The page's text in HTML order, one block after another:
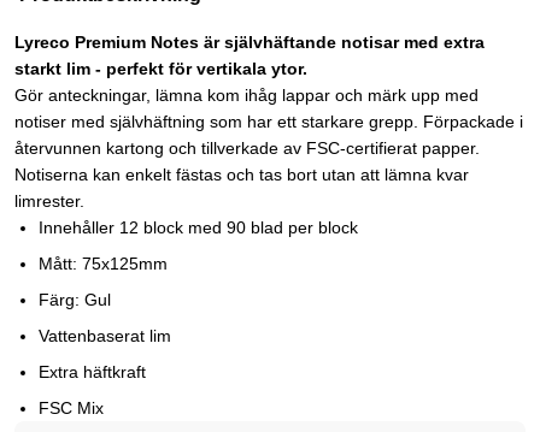
Lyreco Premium Notes är självhäftande notisar med extra
starkt lim - perfekt för vertikala ytor.
Gör anteckningar, lämna kom ihåg lappar och märk upp med
notiser med självhäftning som har ett starkare grepp. Förpackade i
återvunnen kartong och tillverkade av FSC-certifierat papper.
Notiserna kan enkelt fästas och tas bort utan att lämna kvar
limrester.
Innehåller 12 block med 90 blad per block
Mått: 75x125mm
Färg: Gul
Vattenbaserat lim
Extra häftkraft
FSC Mix